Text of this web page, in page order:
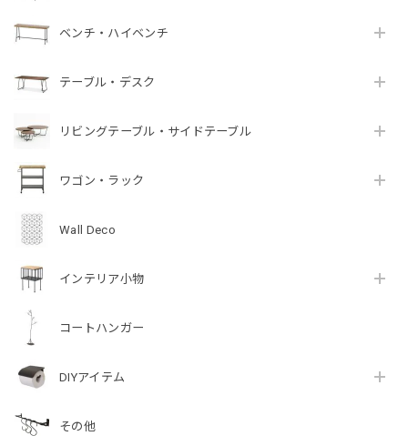
ベンチ・ハイベンチ
テーブル・デスク
リビングテーブル・サイドテーブル
ワゴン・ラック
Wall Deco
インテリア小物
コートハンガー
DIYアイテム
その他